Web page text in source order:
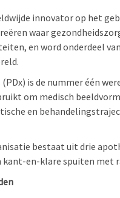
innovator op het
waar
en word onderdeel
is de nummer één
om medisch
en
bestaat uit drie
en-klare spuiten met